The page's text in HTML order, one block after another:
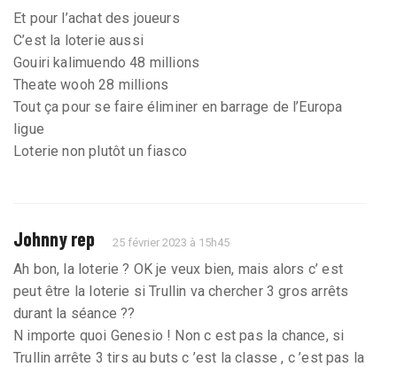
Et pour l’achat des joueurs
C’est la loterie aussi
Gouiri kalimuendo 48 millions
Theate wooh 28 millions
Tout ça pour se faire éliminer en barrage de l’Europa
ligue
Loterie non plutôt un fiasco
Johnny rep 25 février 2023 à 15h45
Ah bon, la loterie ? OK je veux bien, mais alors c’ est
peut être la loterie si Trullin va chercher 3 gros arrêts
durant la séance ??
N importe quoi Genesio ! Non c est pas la chance, si
Trullin arrête 3 tirs au buts c ’est la classe , c ’est pas la